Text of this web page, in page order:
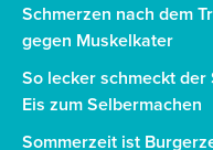
Schmerzen nach dem
gegen Muskelkater
So lecker schmeckt
Eis zum Selbermachen
Sommerzeit ist